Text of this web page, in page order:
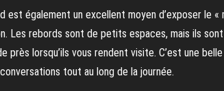
est également un excellent moyen d’exposer le
Les rebords sont de petits espaces, mais ils
près lorsqu’ils vous rendent visite. C’est une
tout au long de la journée.